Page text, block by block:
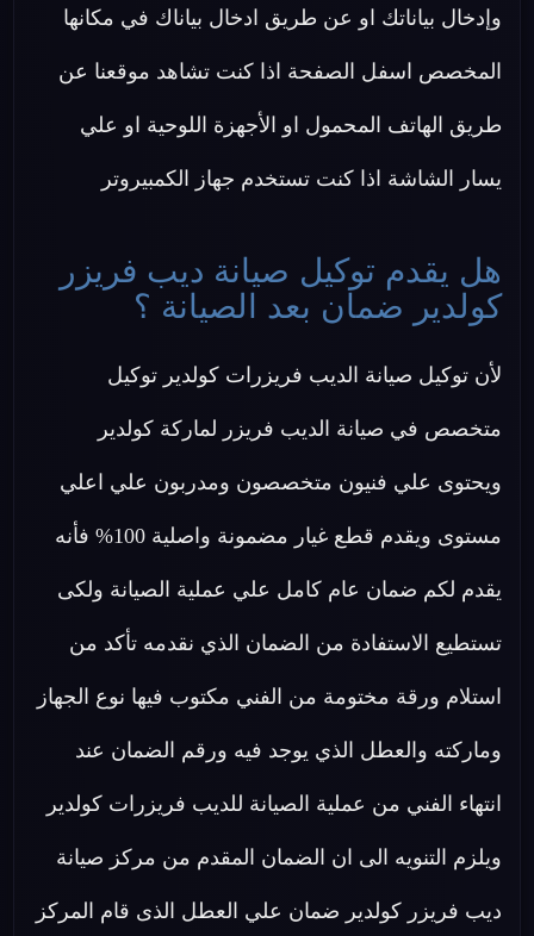
وإدخال بياناتك او عن طريق ادخال بياناك في مكانها
المخصص اسفل الصفحة اذا كنت تشاهد موقعنا عن
طريق الهاتف المحمول او الأجهزة اللوحية او علي
يسار الشاشة اذا كنت تستخدم جهاز الكمبيروتر
هل يقدم توكيل صيانة ديب فريزر
كولدير ضمان بعد الصيانة ؟
لأن توكيل صيانة الديب فريزرات كولدير توكيل
متخصص في صيانة الديب فريزر لماركة كولدير
ويحتوى علي فنيون متخصصون ومدربون علي اعلي
مستوى ويقدم قطع غيار مضمونة واصلية 100% فأنه
يقدم لكم ضمان عام كامل علي عملية الصيانة ولكى
تستطيع الاستفادة من الضمان الذي نقدمه تأكد من
استلام ورقة مختومة من الفني مكتوب فيها نوع الجهاز
وماركته والعطل الذي يوجد فيه ورقم الضمان عند
انتهاء الفني من عملية الصيانة للديب فريزرات كولدير
ويلزم التنويه الى ان الضمان المقدم من مركز صيانة
ديب فريزر كولدير ضمان علي العطل الذى قام المركز